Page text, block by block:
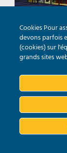
Horaires de la
Lundi au
Samedi : 10h00
© 2020 Menuiserie
Cookies Pour
devons parfois
(cookies) sur
grands sites